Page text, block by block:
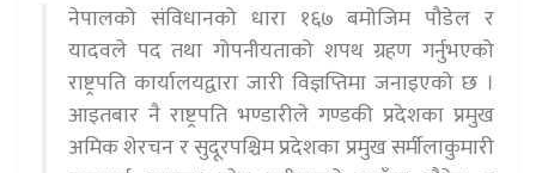
नेपालको संविधानको धारा १६७ बमोजिम पौडेल र
यादवले पद तथा गोपनीयताको शपथ ग्रहण गर्नुभएको
राष्ट्रपति कार्यालयद्वारा जारी विज्ञप्तिमा जनाइएको छ ।
आइतबार नै राष्ट्रपति भण्डारीले गण्डकी प्रदेशका प्रमुख
अमिक शेरचन र सुदूरपश्चिम प्रदेशका प्रमुख सर्मीलाकुमारी